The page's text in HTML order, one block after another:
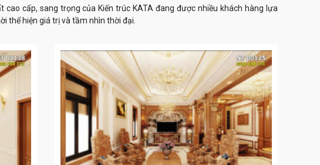
cấp, sang trọng của Kiến trúc KATA đang được nhiều khách hàng lựa
thể hiện giá trị và tầm nhìn thời đại.